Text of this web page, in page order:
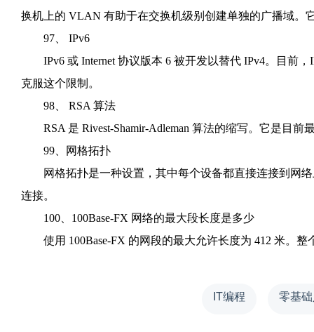
换机上的 VLAN 有助于在交换机级别创建单独的广播域。
97、 IPv6
IPv6 或 Internet 协议版本 6 被开发以替代 IPv4。目前，
克服这个限制。
98、 RSA 算法
RSA 是 Rivest-Shamir-Adleman 算法的缩写。它是目前
99、网格拓扑
网格拓扑是一种设置，其中每个设备都直接连接到网络
连接。
100、100Base-FX 网络的最大段长度是多少
使用 100Base-FX 的网段的最大允许长度为 412 米。整
IT编程 零基